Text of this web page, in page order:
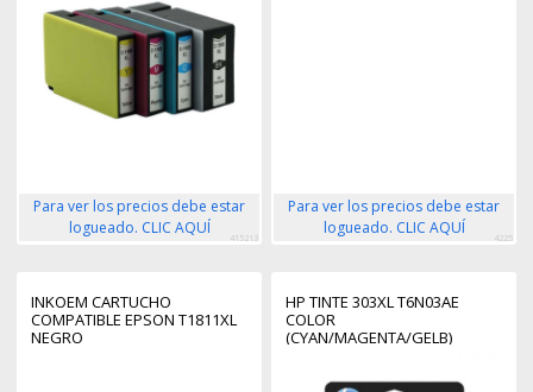
Para ver los precios debe estar
logueado. CLIC AQUÍ
415213
Para ver los precios debe estar
logueado. CLIC AQUÍ
4225
INKOEM CARTUCHO
COMPATIBLE EPSON T1811XL
NEGRO
HP TINTE 303XL T6N03AE
COLOR
(CYAN/MAGENTA/GELB)